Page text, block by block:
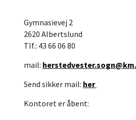
Gymnasievej 2
2620 Albertslund
Tlf.: 43 66 06 80
mail:
Send sikker mail: her
Kontoret er åbent: